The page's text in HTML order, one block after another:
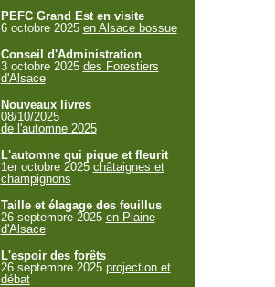
PEFC Grand Est en visite
6 octobre 2025 en Alsace bossue
Conseil d'Administration
3 octobre 2025 des Forestiers
d'Alsace
Nouveaux livres
08/10/2025
de l'automne 2025
L'automne qui pique et fleurit
1er octobre 2025 châtaignes et
champignons
Taille et élagage des feuillus
26 septembre 2025 en Plaine
d'Alsace
L'espoir des forêts
26 septembre 2025 projection et
débat